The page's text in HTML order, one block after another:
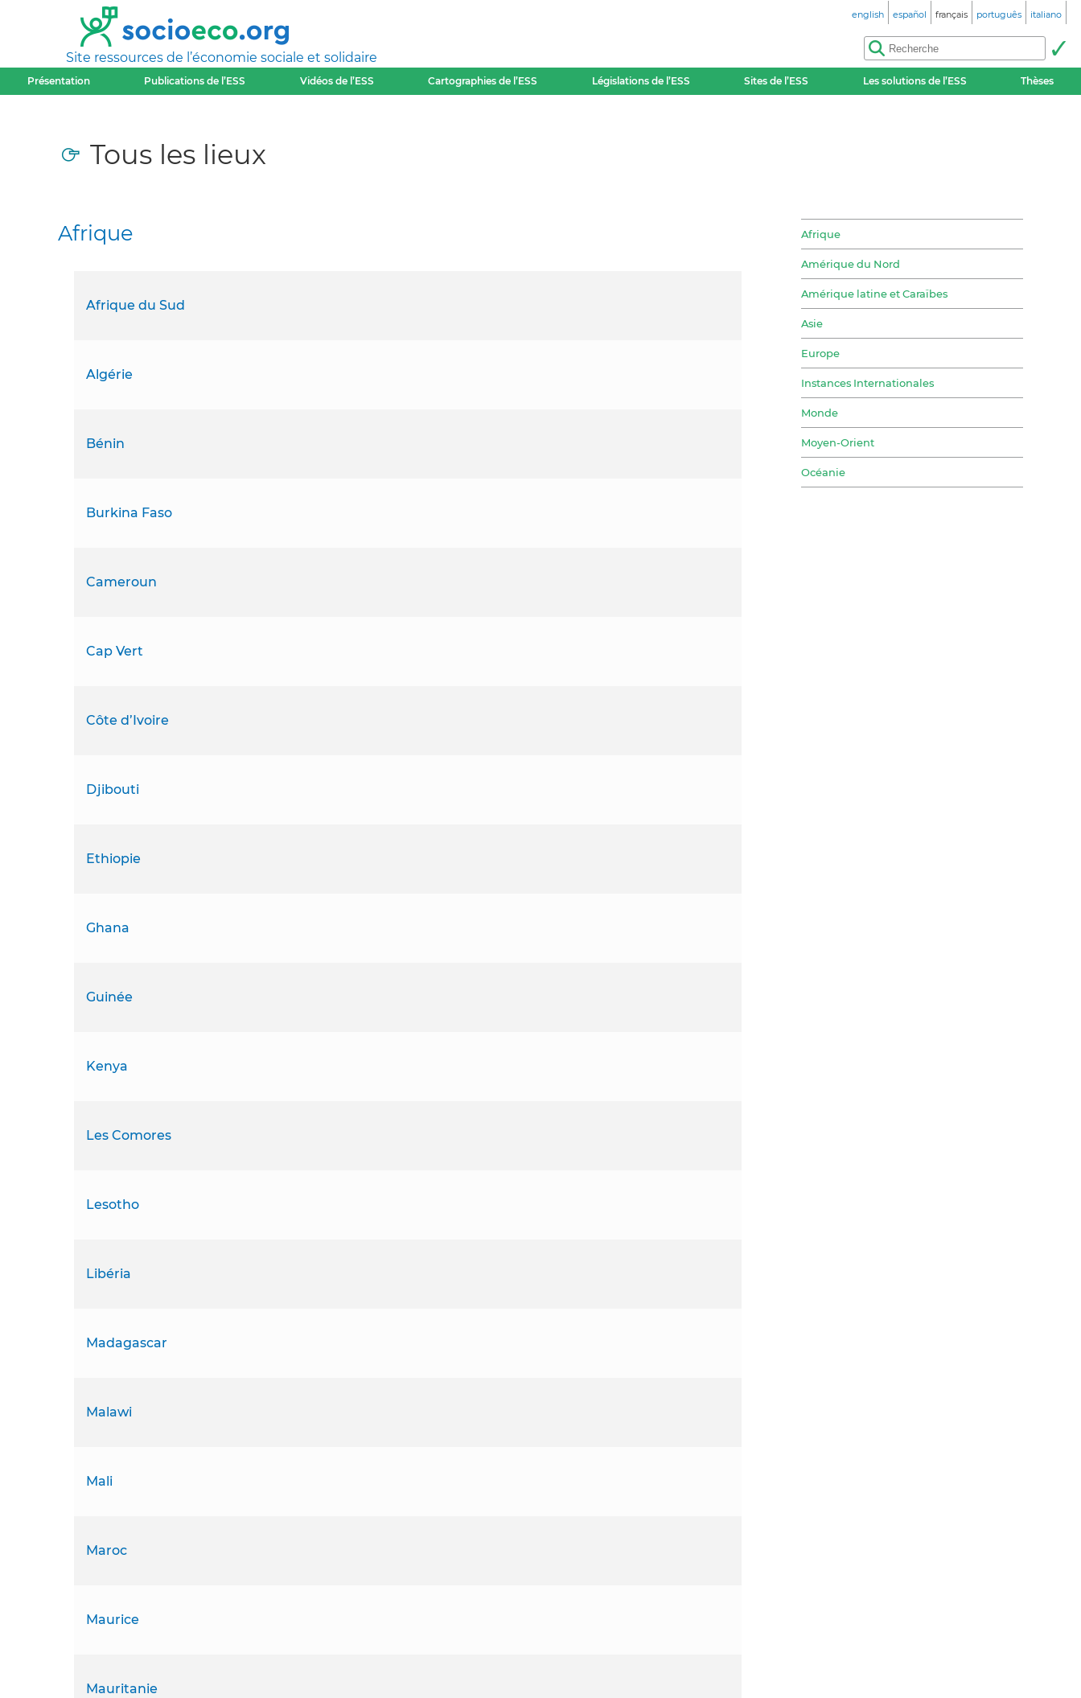
Site ressources de l’économie sociale et solidaire
english español français português italiano
Présentation Publications de l’ESS Vidéos de l’ESS Cartographies de l’ESS Législations de l’ESS Sites de l’ESS Les solutions de l’ESS Thèses
Tous les lieux
Afrique
Amérique du Nord
Amérique latine et Caraïbes
Asie
Europe
Instances Internationales
Monde
Moyen-Orient
Océanie
Afrique
Afrique du Sud
Algérie
Bénin
Burkina Faso
Cameroun
Cap Vert
Côte d’Ivoire
Djibouti
Ethiopie
Ghana
Guinée
Kenya
Les Comores
Lesotho
Libéria
Madagascar
Malawi
Mali
Maroc
Maurice
Mauritanie